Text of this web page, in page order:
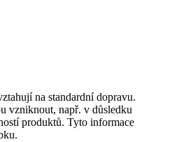
na standardní dopravu.
vzniknout, např. v důsledku
produktů. Tyto informace